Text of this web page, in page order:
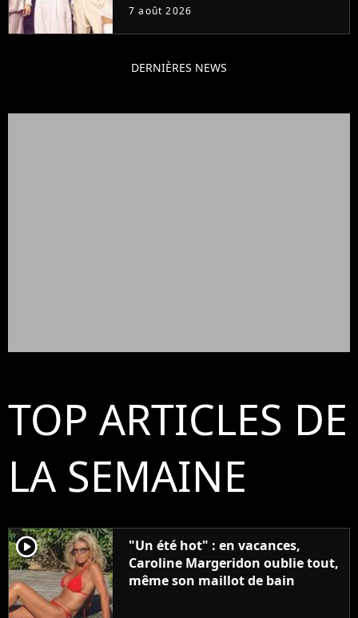
7 août 2026
DERNIÈRES NEWS
TOP ARTICLES DE
LA SEMAINE
player2
"Un été hot" : en vacances,
Caroline Margeridon oublie tout,
même son maillot de bain